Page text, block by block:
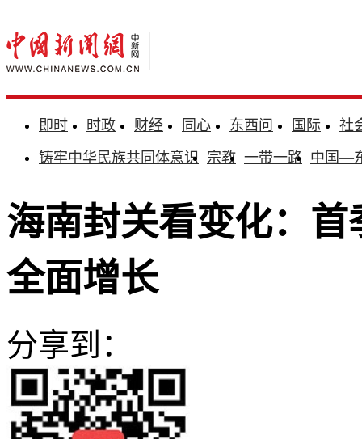
即时 时政 财经 同心 东西问 国际
社
铸牢中华民族共同体意识 宗教 一带一路 中国—
海南封关看变化：
全面增长
分享到：